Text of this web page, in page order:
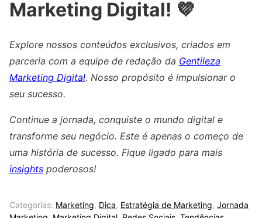
Marketing Digital! 💜
Explore nossos conteúdos exclusivos, criados em
parceria com a equipe de redação da Gentileza
Marketing Digital. Nosso propósito é impulsionar o
seu sucesso.
Continue a jornada, conquiste o mundo digital e
transforme seu negócio. Este é apenas o começo de
uma história de sucesso. Fique ligado para mais
insights poderosos!
Categorias: Marketing, Dica, Estratégia de Marketing, Jornada